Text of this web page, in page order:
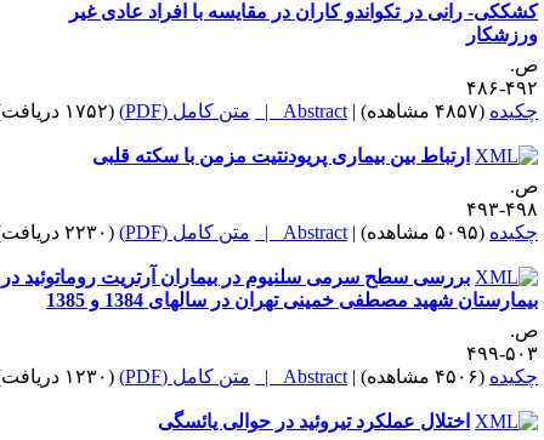
رانی در تکواندو کاران در مقایسه با افراد عادی غیر
۴۸۶
(۴۸۵۷ مشاهده) |
Abstract | متن کامل (PDF) (۱۷۵۲ دریافت)
ارتباط بین بیماری پریودنتیت مزمن با سکته قلبی
۴۹۳
(۵۰۹۵ مشاهده) |
Abstract | متن کامل (PDF) (۲۲۳۰ دریافت)
بررسی سطح سرمی سلنیوم در بیماران آرتریت روماتوئید در
شهید مصطفی خمینی تهران در سالهای 1384 و 1385
۴۹۹
(۴۵۰۶ مشاهده) |
Abstract | متن کامل (PDF) (۱۲۳۰ دریافت)
اختلال عملکرد تیروئید در حوالی یائسگی